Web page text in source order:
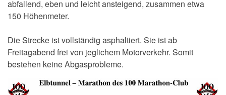
abfallend, eben und leicht ansteigend, zusammen etwa
150 Höhenmeter.
Die Strecke ist vollständig asphaltiert. Sie ist ab
Freitagabend frei von jeglichem Motorverkehr. Somit
bestehen keine Abgasprobleme.